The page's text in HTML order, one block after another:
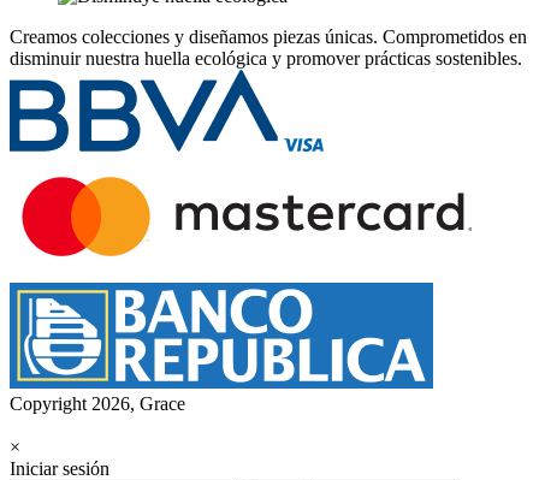
Creamos colecciones y diseñamos piezas únicas. Comprometidos en
disminuir nuestra huella ecológica y promover prácticas sostenibles.
Copyright 2026, Grace
×
Iniciar sesión